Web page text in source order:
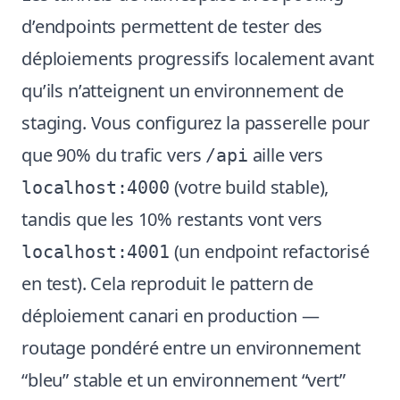
d’endpoints permettent de tester des
déploiements progressifs localement avant
qu’ils n’atteignent un environnement de
staging. Vous configurez la passerelle pour
que 90% du trafic vers /api aille vers
localhost:4000 (votre build stable),
tandis que les 10% restants vont vers
localhost:4001 (un endpoint refactorisé
en test). Cela reproduit le pattern de
déploiement canari en production —
routage pondéré entre un environnement
“bleu” stable et un environnement “vert”